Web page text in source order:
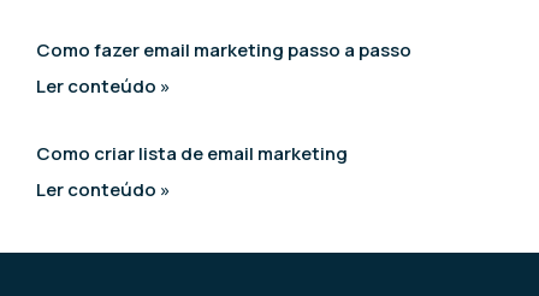
Como fazer email marketing passo a passo
Ler conteúdo »
Como criar lista de email marketing
Ler conteúdo »